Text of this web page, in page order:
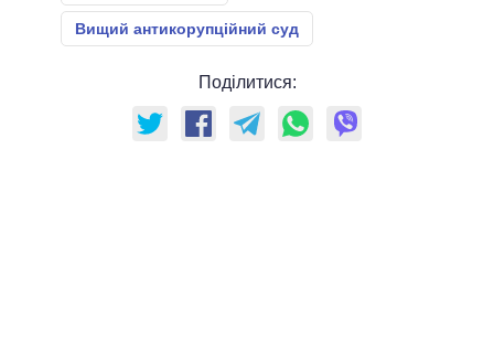
Вищий антикорупційний суд
Поділитися: